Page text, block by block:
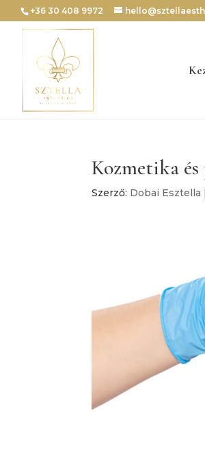
+36 30 408 9972
Kozmetika
Szerző: Dobai Esztella |